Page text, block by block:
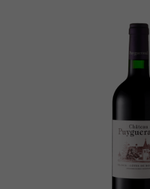
Bodega Garzon